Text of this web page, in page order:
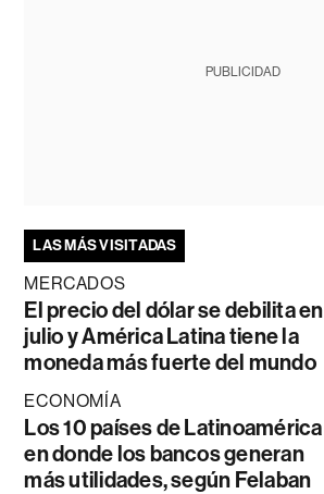
PUBLICIDAD
LAS MÁS VISITADAS
MERCADOS
El precio del dólar se debilita en
julio y América Latina tiene la
moneda más fuerte del mundo
ECONOMÍA
Los 10 países de Latinoamérica
en donde los bancos generan
más utilidades, según Felaban